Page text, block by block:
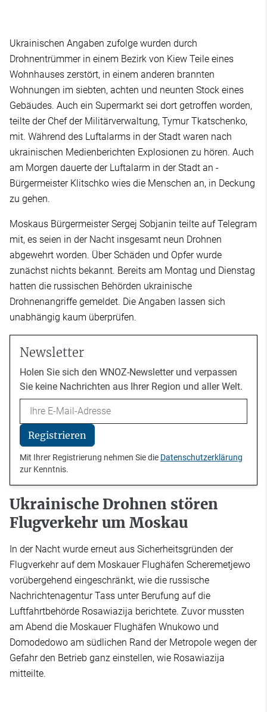
Ukrainischen Angaben zufolge wurden durch
Drohnentrümmer in einem Bezirk von Kiew Teile eines
Wohnhauses zerstört, in einem anderen brannten
Wohnungen im siebten, achten und neunten Stock eines
Gebäudes. Auch ein Supermarkt sei dort getroffen worden,
teilte der Chef der Militärverwaltung, Tymur Tkatschenko,
mit. Während des Luftalarms in der Stadt waren nach
ukrainischen Medienberichten Explosionen zu hören. Auch
am Morgen dauerte der Luftalarm in der Stadt an -
Bürgermeister Klitschko wies die Menschen an, in Deckung
zu gehen.
Moskaus Bürgermeister Sergej Sobjanin teilte auf Telegram
mit, es seien in der Nacht insgesamt neun Drohnen
abgewehrt worden. Über Schäden und Opfer wurde
zunächst nichts bekannt. Bereits am Montag und Dienstag
hatten die russischen Behörden ukrainische
Drohnenangriffe gemeldet. Die Angaben lassen sich
unabhängig kaum überprüfen.
Newsletter
Holen Sie sich den WNOZ-Newsletter und verpassen
Sie keine Nachrichten aus Ihrer Region und aller Welt.
Email
Registrieren
Mit Ihrer Registrierung nehmen Sie die Datenschutzerklärung
zur Kenntnis.
Ukrainische Drohnen stören
Flugverkehr um Moskau
In der Nacht wurde erneut aus Sicherheitsgründen der
Flugverkehr auf dem Moskauer Flughäfen Scheremetjewo
vorübergehend eingeschränkt, wie die russische
Nachrichtenagentur Tass unter Berufung auf die
Luftfahrtbehörde Rosawiazija berichtete. Zuvor mussten
am Abend die Moskauer Flughäfen Wnukowo und
Domodedowo am südlichen Rand der Metropole wegen der
Gefahr den Betrieb ganz einstellen, wie Rosawiazija
mitteilte.